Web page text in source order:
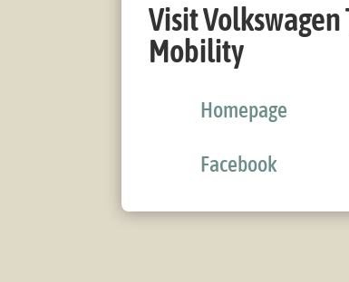
Visit Volkswagen
Mobility
Homepage
Facebook